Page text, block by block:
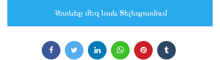
Հետևեք մեզ նաև Տելեգրամում